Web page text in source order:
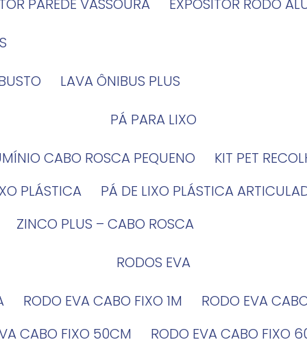
PAREDE VASSOURA
EXPOSITOR RODO
LAVA ÔNIBUS PLUS
PÁ PARA LIXO
CABO ROSCA PEQUENO
KIT PET
PLÁSTICA
PÁ DE LIXO PLÁSTICA
ZINCO PLUS – CABO ROSCA
RODOS EVA
RODO EVA CABO FIXO 1M
RODO EVA
CABO FIXO 50CM
RODO EVA CABO FIXO